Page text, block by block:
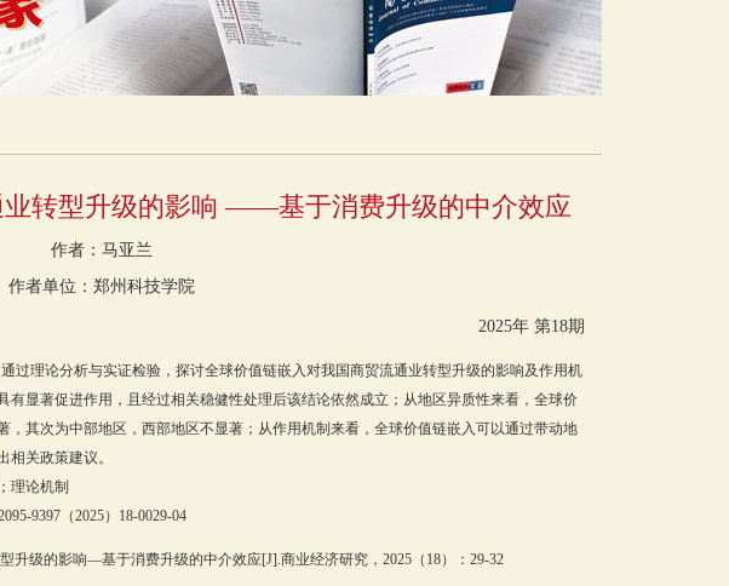
转型升级的影响 ——基于消费升级的中介效应
作者：马亚兰
作者单位：郑州科技学院
2025年 第18期
过理论分析与实证检验，探讨全球价值链嵌入对我国商贸流通业转型升级的影响及作用机
显著促进作用，且经过相关稳健性处理后该结论依然成立；从地区异质性来看，全球价
其次为中部地区，西部地区不显著；从作用机制来看，全球价值链嵌入可以通过带动地
关政策建议。
理论机制
（2025）18-0029-04
升级的影响—基于消费升级的中介效应[J].商业经济研究，2025（18）：29-32